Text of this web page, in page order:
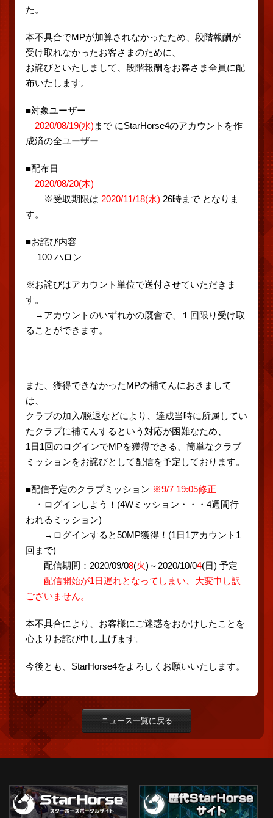
た。
本不具合でMPが加算されなかったため、段階報酬が
受け取れなかったお客さまのために、
お詫びといたしまして、段階報酬をお客さま全員に配
布いたします。
■対象ユーザー
2020/08/19(水) まで にStarHorse4のアカウントを作
成済の全ユーザー
■配布日
2020/08/20(木)
※受取期限は 2020/11/18(水) 26時まで となりま
す。
■お詫び内容
100 ハロン
※お詫びはアカウント単位で送付させていただきま
す。
→アカウントのいずれかの厩舎で、１回限り受け取
ることができます。
また、獲得できなかったMPの補てんにおきまして
は、
クラブの加入/脱退などにより、達成当時に所属してい
たクラブに補てんするという対応が困難なため、
1日1回のログインでMPを獲得できる、簡単なクラブ
ミッションをお詫びとして配信を予定しております。
■配信予定のクラブミッション ※9/7 19:05修正
・ログインしよう！(4Wミッション・・・4週間行
われるミッション)
→ログインすると50MP獲得！(1日1アカウント1
回まで)
配信期間：2020/09/08(火)～2020/10/04(日) 予定
配信開始が1日遅れとなってしまい、大変申し訳
ございません。
本不具合により、お客様にご迷惑をおかけしたことを
心よりお詫び申し上げます。
今後とも、StarHorse4をよろしくお願いいたします。
ニュース一覧に戻る